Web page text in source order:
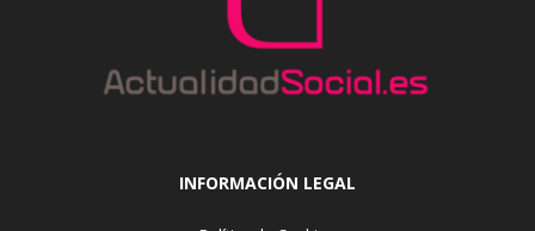
INFORMACIÓN LEGAL